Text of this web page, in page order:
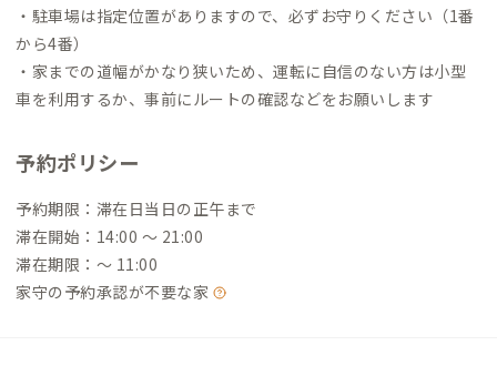
・駐車場は指定位置がありますので、必ずお守りください（1番
から4番）
・家までの道幅がかなり狭いため、運転に自信のない方は小型
車を利用するか、事前にルートの確認などをお願いします
予約ポリシー
予約期限：滞在日当日の正午まで
滞在開始：14:00 〜 21:00
滞在期限：〜 11:00
家守の予約承認が不要な家